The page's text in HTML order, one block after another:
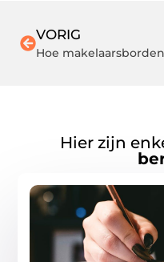
VORIG
Hier zijn